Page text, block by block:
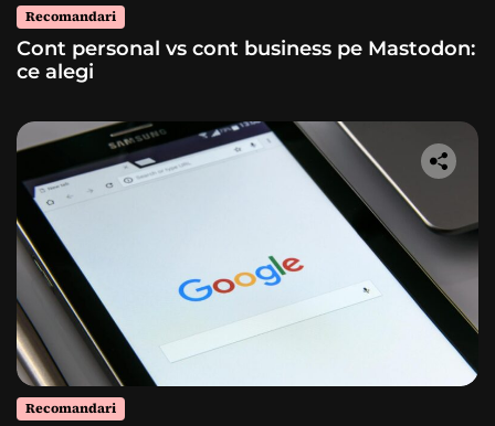
Recomandari
Cont personal vs cont business pe Mastodon:
ce alegi
Recomandari